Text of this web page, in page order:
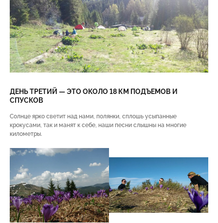
ДЕНЬ ТРЕТИЙ — ЭТО ОКОЛО 18 КМ ПОДЪЕМОВ И
СПУСКОВ
Солнце ярко светит над нами, полянки, сплошь усыпанные
крокусами, так и манят к себе, наши песни слышны на многие
километры.